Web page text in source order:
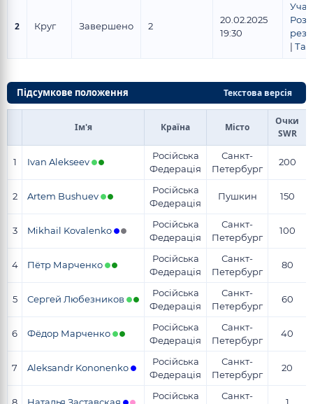
2 Круг Завершено 2
20.02.2025
19:30
|
Текстова версія
Підсумкове положення
Ім'я Країна Місто
Очки
SWR
1 Ivan Alekseev
Російська
Федерація
Санкт-
Петербург
200
2 Artem Bushuev
Російська
Федерація
Пушкин 150
3 Mikhail Kovalenko
Російська
Федерація
Санкт-
Петербург
100
4 Пётр Марченко
Російська
Федерація
Санкт-
Петербург
80
5 Сергей Любезников
Російська
Федерація
Санкт-
Петербург
60
6 Фёдор Марченко
Російська
Федерація
Санкт-
Петербург
40
7 Aleksandr Kononenko
Російська
Федерація
Санкт-
Петербург
20
Російська
Санкт-